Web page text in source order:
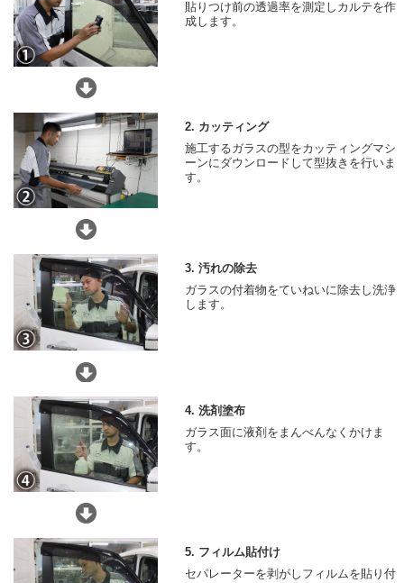
貼りつけ前の透過率を測定しカルテを作
成します。
2. カッティング
施工するガラスの型をカッティングマシ
ーンにダウンロードして型抜きを行いま
す。
3. 汚れの除去
ガラスの付着物をていねいに除去し洗浄
します。
4. 洗剤塗布
ガラス面に液剤をまんべんなくかけま
す。
5. フィルム貼付け
セパレーターを剥がしフィルムを貼り付